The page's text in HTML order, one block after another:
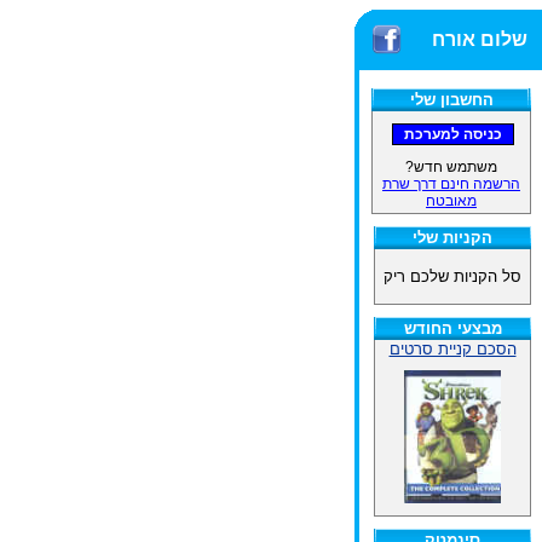
שלום אורח
החשבון שלי
משתמש חדש?
הרשמה חינם דרך שרת
מאובטח
הקניות שלי
סל הקניות שלכם ריק
מבצעי החודש
הסכם קניית סרטים